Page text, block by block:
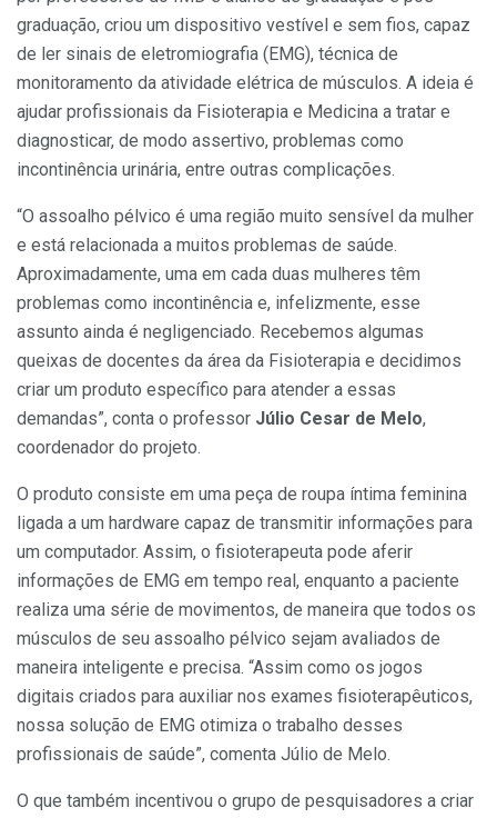
graduação, criou um dispositivo vestível e sem fios, capaz
de ler sinais de eletromiografia (EMG), técnica de
monitoramento da atividade elétrica de músculos. A ideia é
ajudar profissionais da Fisioterapia e Medicina a tratar e
diagnosticar, de modo assertivo, problemas como
incontinência urinária, entre outras complicações.
“O assoalho pélvico é uma região muito sensível da mulher
e está relacionada a muitos problemas de saúde.
Aproximadamente, uma em cada duas mulheres têm
problemas como incontinência e, infelizmente, esse
assunto ainda é negligenciado. Recebemos algumas
queixas de docentes da área da Fisioterapia e decidimos
criar um produto específico para atender a essas
demandas”, conta o professor Júlio Cesar de Melo,
coordenador do projeto.
O produto consiste em uma peça de roupa íntima feminina
ligada a um hardware capaz de transmitir informações para
um computador. Assim, o fisioterapeuta pode aferir
informações de EMG em tempo real, enquanto a paciente
realiza uma série de movimentos, de maneira que todos os
músculos de seu assoalho pélvico sejam avaliados de
maneira inteligente e precisa. “Assim como os jogos
digitais criados para auxiliar nos exames fisioterapêuticos,
nossa solução de EMG otimiza o trabalho desses
profissionais de saúde”, comenta Júlio de Melo.
O que também incentivou o grupo de pesquisadores a criar